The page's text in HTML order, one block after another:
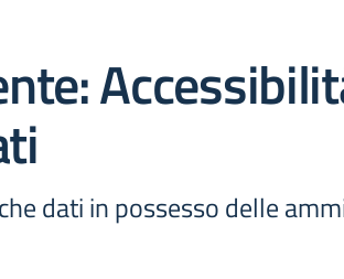
dati in possesso delle